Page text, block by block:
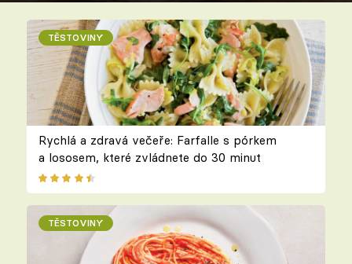
TĚSTOVINY
Rychlá a zdravá večeře: Farfalle s pórkem
a lososem, které zvládnete do 30 minut
TĚSTOVINY